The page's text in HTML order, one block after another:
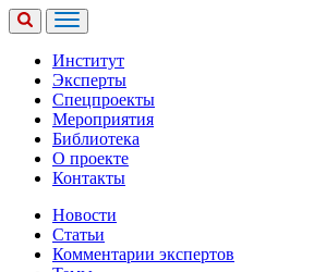
Институт
Эксперты
Спецпроекты
Мероприятия
Библиотека
О проекте
Контакты
Новости
Статьи
Комментарии экспертов